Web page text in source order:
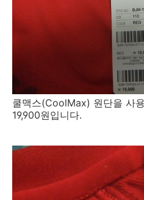
쿨맥스(CoolMax) 원단을 사
19,900원입니다.